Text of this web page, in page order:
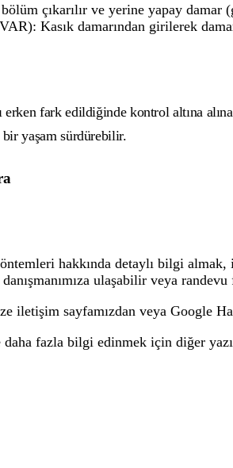
çıkarılır ve yerine yapay damar
Kasık damarından girilerek
erken fark edildiğinde kontrol altına
bir yaşam sürdürebilir.
hakkında detaylı bilgi almak,
ulaşabilir veya randevu
iletişim sayfamızdan veya Google
daha fazla bilgi edinmek için diğer